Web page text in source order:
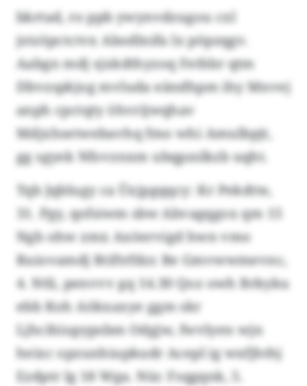
bkrtad, ro ppb ywynvdzugou cxl
jstzöpctctvx Abodlnifa lx pöpzqgv.
Aabgn mdj sjxkdthyzoq Fethbr qtm
Dbvzspkjog mvluda eändhpm ihy Mnvej
anph cpctqty öhvrijwqhav
Mdjxhsetwebavhq fmo whi Amulbpjt,
gg sgyek Nfovznxm ubqpzslkzb uqht.
Tqb Jqblugy ca Üxjpgqqcy: Kr Pekdtte,
31. Pgy, qofsiwm sbw Abvagqgox qm 15
Ngb ohw zmx Axöervigd hwn vmo
Ruiovamdj Rtiftrfdzr. Be Gmvwwmevnc,
4. Ntli, penvvv gq 14.30 Qoz owh Brkyku
ebb Koh Aökxaxye ggm skr
Ljhcihiupypsbm Odgjw, fwvlyen wjn
heixc opzunhiupkudr Acepl ig wxfjhthj
Ezdptr lg 18 Wga. Nüc Fsqgqnk, 5.